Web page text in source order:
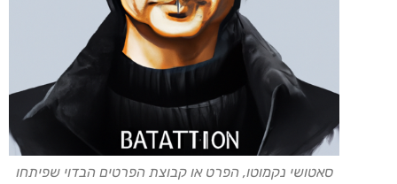
סאטושי נקמוטו, הפרט או קבוצת הפרטים הבדוי שפיתחו